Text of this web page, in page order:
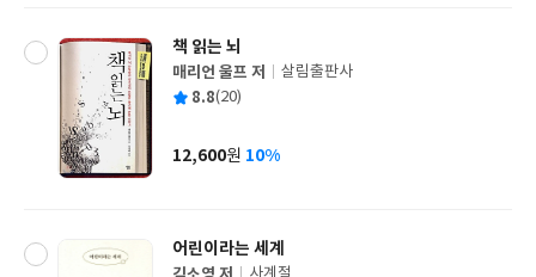
책 읽는 뇌
글
쓴
매리언 울프 저
출
사
살림출판사
평 8.8(20)
가
12,600원 10%
어린이라는 세계